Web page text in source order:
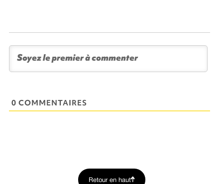
0 COMMENTAIRES
Retour en haut